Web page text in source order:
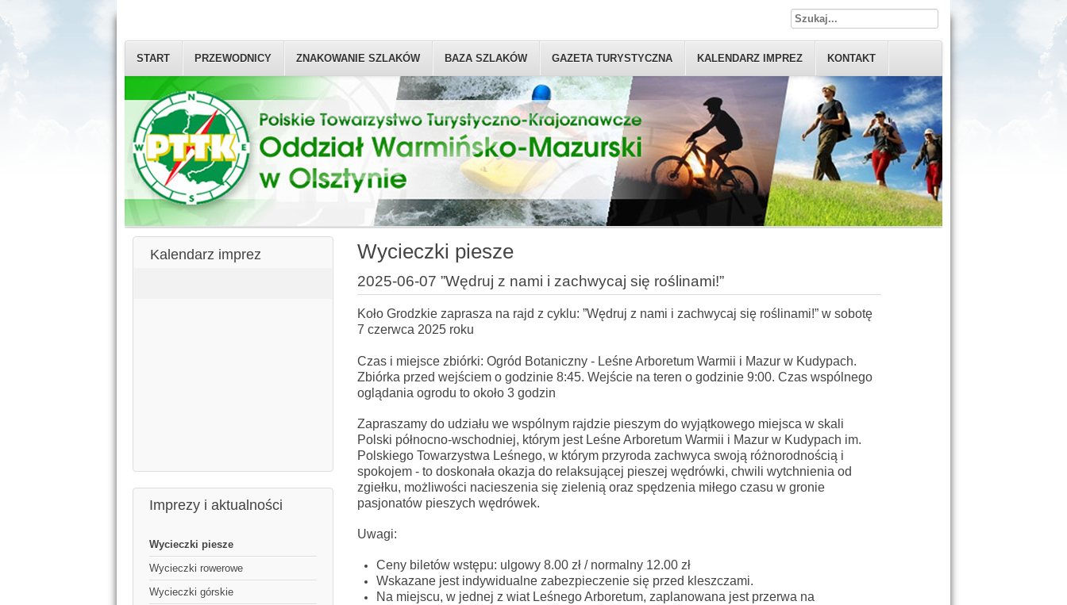
START PRZEWODNICY ZNAKOWANIE SZLAKÓW BAZA SZLAKÓW GAZETA TURYSTYCZNA KALENDARZ IMPREZ KONTAKT
Kalendarz imprez
Imprezy i aktualności
Wycieczki piesze
Wycieczki rowerowe
Wycieczki górskie
Wycieczki piesze
2025-06-07 ”Wędruj z nami i zachwycaj się roślinami!”
Koło Grodzkie zaprasza na rajd z cyklu: ”Wędruj z nami i zachwycaj się roślinami!” w sobotę
7 czerwca 2025 roku
Czas i miejsce zbiórki: Ogród Botaniczny - Leśne Arboretum Warmii i Mazur w Kudypach.
Zbiórka przed wejściem o godzinie 8:45. Wejście na teren o godzinie 9:00. Czas wspólnego
oglądania ogrodu to około 3 godzin
Zapraszamy do udziału we wspólnym rajdzie pieszym do wyjątkowego miejsca w skali
Polski północno-wschodniej, którym jest Leśne Arboretum Warmii i Mazur w Kudypach im.
Polskiego Towarzystwa Leśnego, w którym przyroda zachwyca swoją różnorodnością i
spokojem - to doskonała okazja do relaksującej pieszej wędrówki, chwili wytchnienia od
zgiełku, możliwości nacieszenia się zielenią oraz spędzenia miłego czasu w gronie
pasjonatów pieszych wędrówek.
Uwagi:
Ceny biletów wstępu: ulgowy 8.00 zł / normalny 12.00 zł
Wskazane jest indywidualne zabezpieczenie się przed kleszczami.
Na miejscu, w jednej z wiat Leśnego Arboretum, zaplanowana jest przerwa na